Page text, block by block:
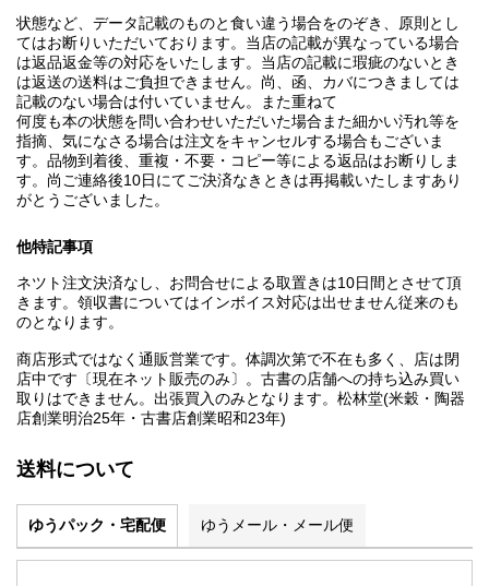
状態など、データ記載のものと食い違う場合をのぞき、原則とし
てはお断りいただいております。当店の記載が異なっている場合
は返品返金等の対応をいたします。当店の記載に瑕疵のないとき
は返送の送料はご負担できません。尚、函、カバにつきましては
記載のない場合は付いていません。また重ねて
何度も本の状態を問い合わせいただいた場合また細かい汚れ等を
指摘、気になさる場合は注文をキャンセルする場合もございま
す。品物到着後、重複・不要・コピー等による返品はお断りしま
す。尚ご連絡後10日にてご決済なきときは再掲載いたしますあり
がとうございました。
他特記事項
ネツト注文決済なし、お問合せによる取置きは10日間とさせて頂
きます。領収書についてはインボイス対応は出せません従来のも
のとなります。
商店形式ではなく通販営業です。体調次第で不在も多く、店は閉
店中です〔現在ネット販売のみ〕。古書の店舗への持ち込み買い
取りはできません。出張買入のみとなります。松林堂(米穀・陶器
店創業明治25年・古書店創業昭和23年)
送料について
ゆうパック・宅配便 ゆうメール・メール便